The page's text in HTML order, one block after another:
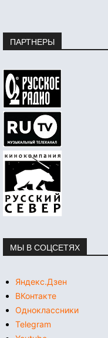
ПАРТНЕРЫ
МЫ В СОЦСЕТЯХ
Яндекс.Дзен
ВКонтакте
Одноклассники
Telegram